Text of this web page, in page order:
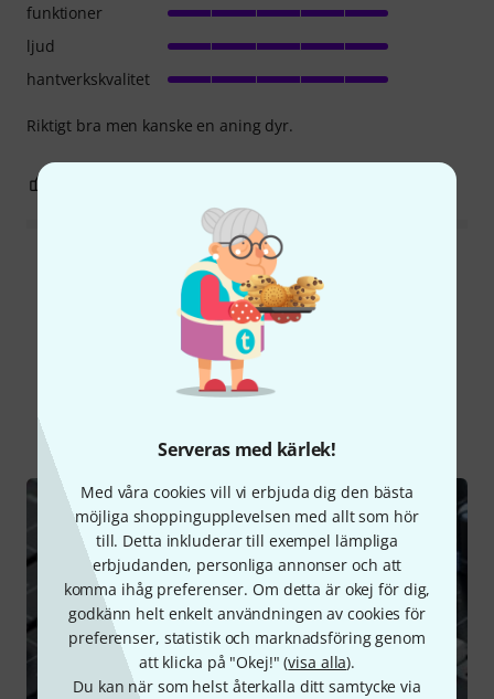
Serveras med kärlek!
Med våra cookies vill vi erbjuda dig den bästa
möjliga shoppingupplevelsen med allt som hör
till. Detta inkluderar till exempel lämpliga
erbjudanden, personliga annonser och att
komma ihåg preferenser. Om detta är okej för dig,
godkänn helt enkelt användningen av cookies för
preferenser, statistik och marknadsföring genom
att klicka på "Okej!" (visa alla).
Du kan när som helst återkalla ditt samtycke via
Riktigt bra men kanske en aning dyr.
funktioner
ljud
hantverkskvalitet
Läs alla recensioner
Visste du?